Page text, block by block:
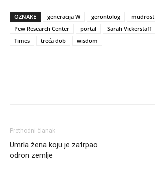
OZNAKE generacija W gerontolog mudrost
Pew Research Center
portal Sarah Vickerstaff
Times
treća dob wisdom
Prethodni članak
Umrla žena koju je zatrpao
odron zemlje